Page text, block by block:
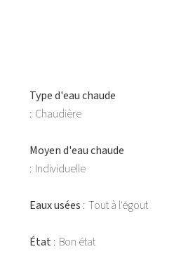
Type d'eau chaude
Chaudière
Moyen d'eau chaude
Individuelle
Eaux usées Tout à l'égout
État Bon état